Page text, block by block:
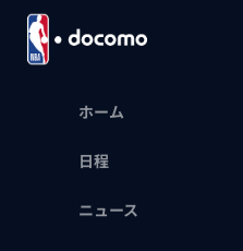
ホーム
日程
ニュース